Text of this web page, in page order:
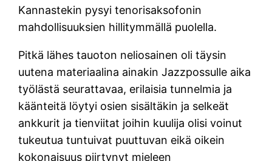
Kannastekin pysyi tenorisaksofonin
mahdollisuuksien hillitymmällä puolella.
Pitkä lähes tauoton neliosainen oli täysin
uutena materiaalina ainakin Jazzpossulle aika
työlästä seurattavaa, erilaisia tunnelmia ja
käänteitä löytyi osien sisältäkin ja selkeät
ankkurit ja tienviitat joihin kuulija olisi voinut
tukeutua tuntuivat puuttuvan eikä oikein
kokonaisuus piirtynyt mieleen